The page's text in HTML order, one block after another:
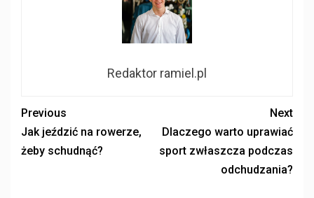
Redaktor ramiel.pl
Previous
Jak jeździć na rowerze,
żeby schudnąć?
Next
Dlaczego warto uprawiać
sport zwłaszcza podczas
odchudzania?